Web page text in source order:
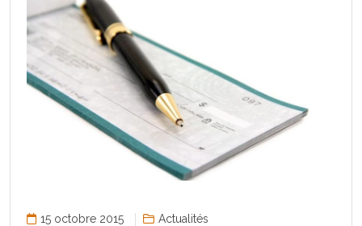
15 octobre 2015 Actualités